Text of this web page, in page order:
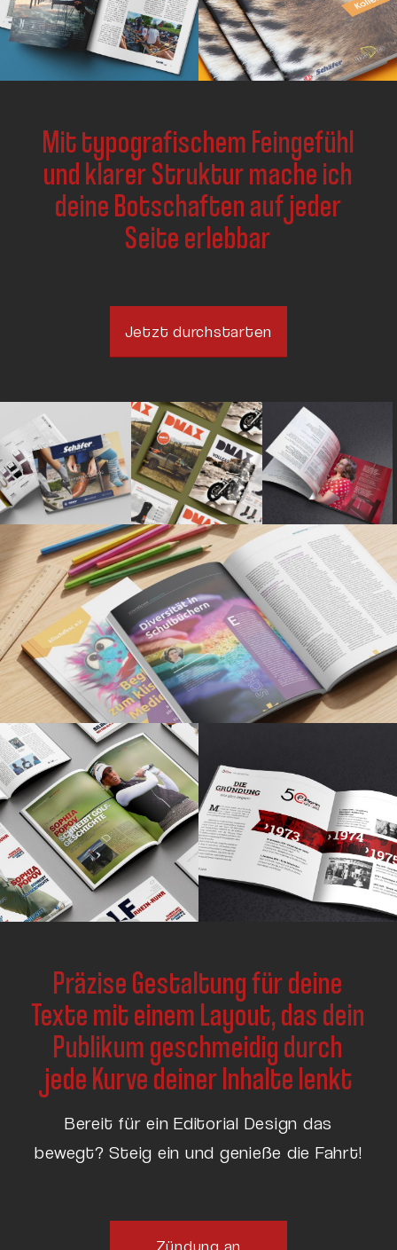
Mit typografischem Feingefühl
und klarer Struktur mache ich
deine Botschaften auf jeder
Seite erlebbar
Jetzt durchstarten
Präzise Gestaltung für deine
Texte mit einem Layout, das dein
Publikum geschmeidig durch
jede Kurve deiner Inhalte lenkt
Bereit für ein Editorial Design das
bewegt? Steig ein und genieße die Fahrt!
Zündung an